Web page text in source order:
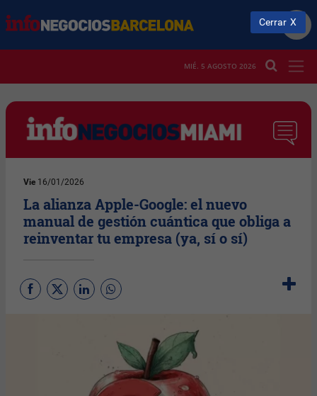
MIÉ. 5 AGOSTO 2026
Vie 16/01/2026
La alianza Apple-Google: el nuevo
manual de gestión cuántica que obliga a
reinventar tu empresa (ya, sí o sí)
Cerrar